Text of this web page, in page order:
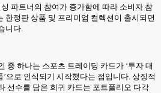
파트너의 참여가 증가함에 따라 소비자 참
한정판 상품 및 프리미엄 컬렉션이 출시되면
니다.
중 하나는 스포츠 트레이딩 카드가 ‘투자 대
으로 인식되기 시작했다는 점입니다. 상징적
선수를 담은 희귀 카드는 포트폴리오 다각